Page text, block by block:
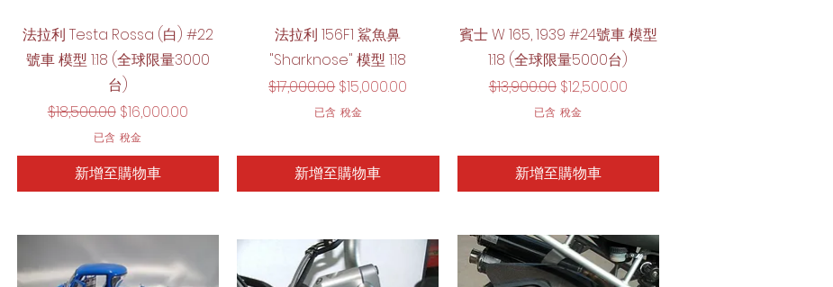
快速瀏覽
法拉利 Testa Rossa (白) #22
號車 模型 1:18 (全球限量3000
台)
一般價格
$18,500.00 促銷價格
$16,000.00
已含 稅金
新增至購物車
快速瀏覽
法拉利 156F1 鯊魚鼻
"Sharknose" 模型 1:18
一般價格
$17,000.00 促銷價格
$15,000.00
已含 稅金
新增至購物車
快速瀏覽
賓士 W 165, 1939 #24號車 模型
1:18 (全球限量5000台)
一般價格
$13,900.00 促銷價格
$12,500.00
已含 稅金
新增至購物車